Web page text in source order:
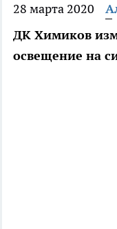
28 марта 2020
ДК Химиков
освещение на